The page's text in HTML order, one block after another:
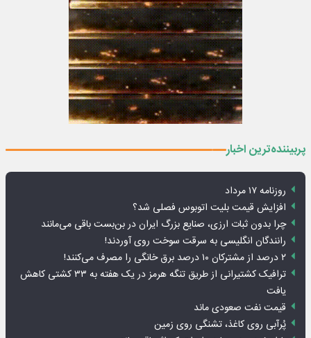
پربیننده‌ترین اخبار
روزنامه ۱۷ مرداد
افزایش قیمت بلیت اتوبوس فصلی شد؟
چرا بدون ثبات ارزی، صنایع بزرگ ایران در بن‌بست باقی می‌مانند
رانندگان انگلیسی به سرقت سوخت روی آوردند!
۲ درصد از مشترکان ۱۰ درصد برق خانگی را مصرف می‌کنند!
ترافیک کشتیرانی از طریق تنگه هرمز در یک هفته به ۳۳ کشتی کاهش
یافت
قیمت نفت صعودی ماند
پُرآبی روی کاغذ، تشنگی روی زمین